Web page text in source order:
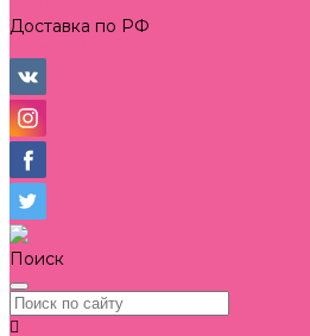
Доставка по РФ
Поиск